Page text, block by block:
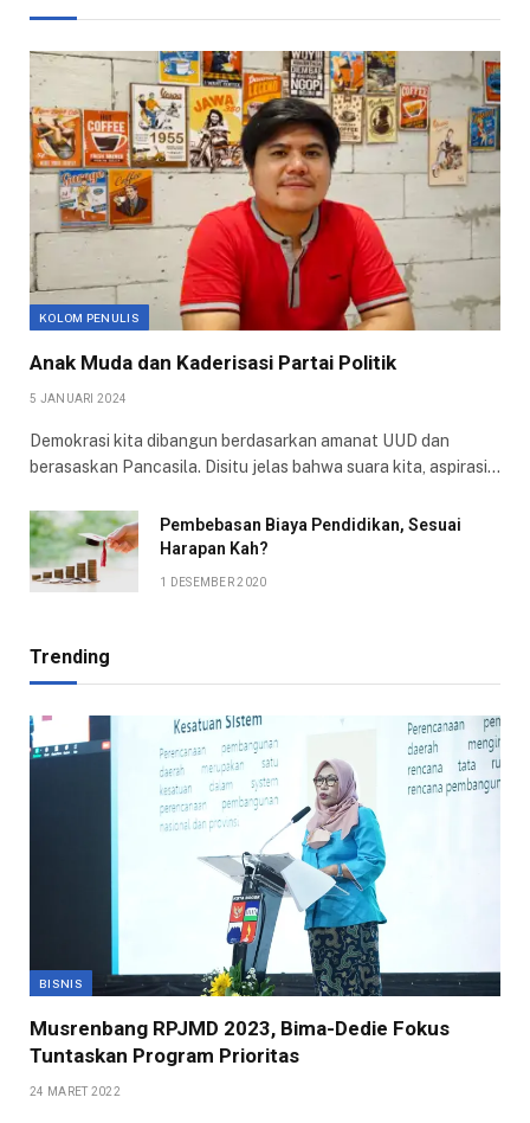
KOLOM PENULIS
Anak Muda dan Kaderisasi Partai Politik
5 JANUARI 2024
Demokrasi kita dibangun berdasarkan amanat UUD dan
berasaskan Pancasila. Disitu jelas bahwa suara kita, aspirasi…
Pembebasan Biaya Pendidikan, Sesuai
Harapan Kah?
1 DESEMBER 2020
Trending
BISNIS
Musrenbang RPJMD 2023, Bima-Dedie Fokus
Tuntaskan Program Prioritas
24 MARET 2022